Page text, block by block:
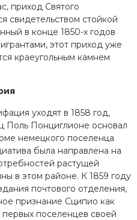
приход Святого
свидетельством стойкой
в конце 1850-х годов
этот приход уже
краеугольным камнем
уходят в 1858 год,
Поль Понциглионе основал
немецкого поселенца
была направлена на
растущей
в этом районе. К 1859 году
почтового отделения,
признание Сципио как
поселенцев своей